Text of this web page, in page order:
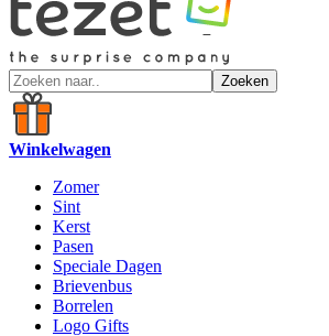
Zoeken
Winkelwagen
Zomer
Sint
Kerst
Pasen
Speciale Dagen
Brievenbus
Borrelen
Logo Gifts